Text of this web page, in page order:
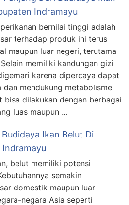
Indramayu
bernilai tinggi adalah
terhadap produk ini terus
maupun luar negeri, terutama
memiliki kandungan gizi
karena dipercaya dapat
dan mendukung metabolisme
bisa dilakukan dengan berbagai
luas maupun …
Ikan Belut Di
belut memiliki potensi
semakin
domestik maupun luar
negara Asia seperti